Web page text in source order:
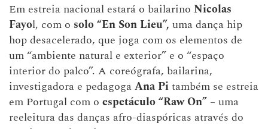
Em estreia nacional estará o bailarino Nicolas
Fayol, com o solo“En Son Lieu”, uma dança hip
hop desacelerado, que joga com os elementos de
um “ambiente natural e exterior” e o “espaço
interior do palco”. A coreógrafa, bailarina,
investigadora e pedagogaAna Pitambém se estreia
em Portugal com o espetáculo“Raw On” – uma
reeleitura das danças afro-diaspóricas através do